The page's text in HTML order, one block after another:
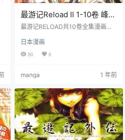
最游记Reload Ⅱ 1-10卷 峰仓
和也 漫画百度网盘下载
最游记RELOAD共10卷全集漫画下
空、沙悟净、猪八戒四人的西行之
旅展开，他们遇到了来自异国的主
日本漫画
50 0
manga 1 年前